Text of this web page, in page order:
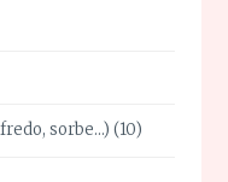
sorbe…) (10)